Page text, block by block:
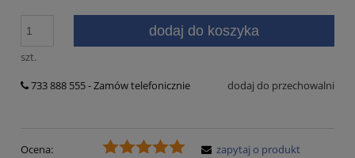
szt.
dodaj do koszyka
733 888 555 - Zamów telefonicznie dodaj do przechowalni
Ocena:
zapytaj o produkt